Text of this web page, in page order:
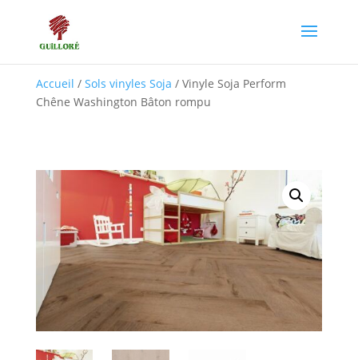
Accueil / Sols vinyles Soja / Vinyle Soja Perform
Chêne Washington Bâton rompu